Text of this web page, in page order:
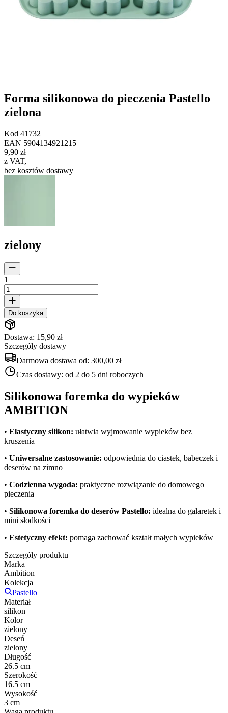
Forma silikonowa do pieczenia Pastello
zielona
Kod 41732
EAN 5904134921215
9,90 zł
z VAT,
bez kosztów dostawy
zielony
1
Do koszyka
Dostawa: 15,90 zł
Szczegóły dostawy
Darmowa dostawa od: 300,00 zł
Czas dostawy: od 2 do 5 dni roboczych
Silikonowa foremka do wypieków
AMBITION
• Elastyczny silikon: ułatwia wyjmowanie wypieków bez
kruszenia
• Uniwersalne zastosowanie: odpowiednia do ciastek, babeczek i
deserów na zimno
• Codzienna wygoda: praktyczne rozwiązanie do domowego
pieczenia
• Silikonowa foremka do deserów Pastello: idealna do galaretek i
mini słodkości
• Estetyczny efekt: pomaga zachować kształt małych wypieków
Szczegóły produktu
Marka
Ambition
Kolekcja
Pastello
Materiał
silikon
Kolor
zielony
Deseń
zielony
Długość
26.5 cm
Szerokość
16.5 cm
Wysokość
3 cm